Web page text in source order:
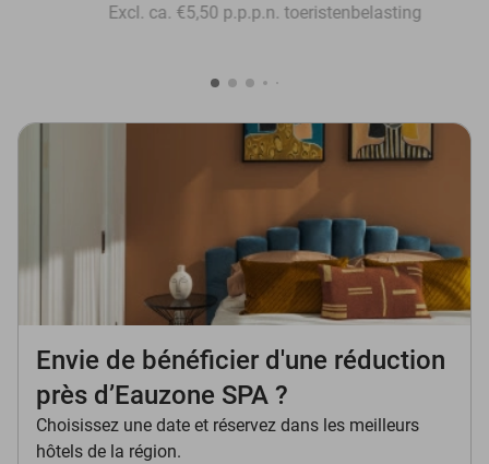
Excl. ca. €5,50 p.p.p.n. toeristenbelasting
Envie de bénéficier d'une réduction
près d’Eauzone SPA ?
Choisissez une date et réservez dans les meilleurs
hôtels de la région.